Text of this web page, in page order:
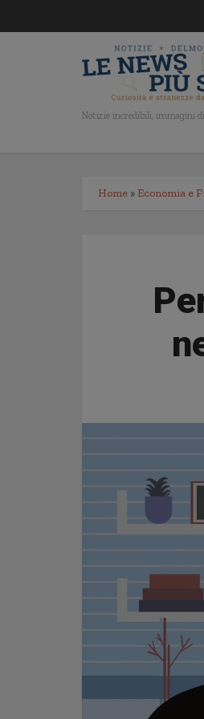
Notizie incredibili, immagini
Home » Economia e